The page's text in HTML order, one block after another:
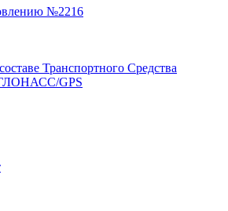
№2216
Транспортного Средства
ГЛОНАСС/GPS